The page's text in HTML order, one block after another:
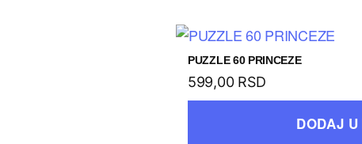
PUZZLE 60 PRINCEZE
599,00 RSD
DODAJ U